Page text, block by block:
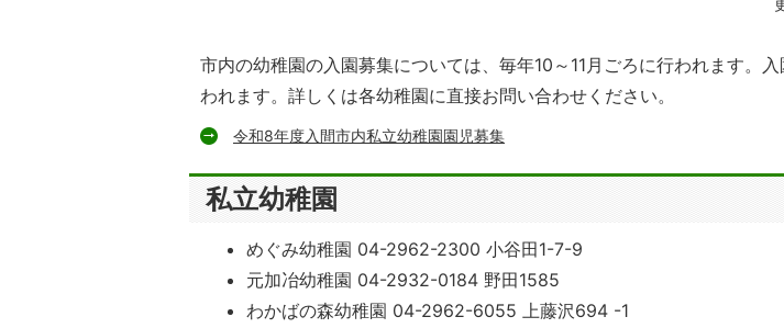
市内の幼稚園の入園募集については、毎年10～11月ごろに行われます。
われます。詳しくは各幼稚園に直接お問い合わせください。
令和8年度入間市内私立幼稚園園児募集
私立幼稚園
めぐみ幼稚園 04-2962-2300 小谷田1-7-9
元加冶幼稚園 04-2932-0184 野田1585
わかばの森幼稚園 04-2962-6055 上藤沢694 -1